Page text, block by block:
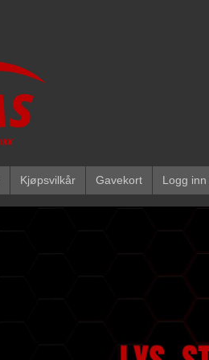
Kjøpsvilkår Gavekort Logg inn